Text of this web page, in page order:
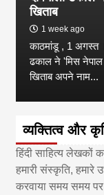
खिताब
1 week ago
काठमांडू , 1 अगस्त
ढकाल ने 'मिस
खिताब अपने नाम...
व्यक्तित्व और
हिंदी साहित्य लेखकों
हमारी संस्कृति,
करवाया समय समय